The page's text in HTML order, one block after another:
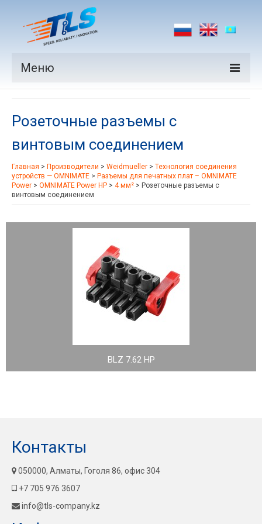
Меню
Производители
Рынки
Новости
Контакты
Розеточные разъемы с
винтовым соединением
Главная > Производители > Weidmueller > Технология соединения
устройств — OMNIMATE > Разъемы для печатных плат – OMNIMATE
Power > OMNIMATE Power HP > 4 мм² > Розеточные разъемы с
винтовым соединением
BLZ 7.62 HP
Контакты
050000, Алматы, Гоголя 86, офис 304
+7 705 976 3607
info@tls-company.kz